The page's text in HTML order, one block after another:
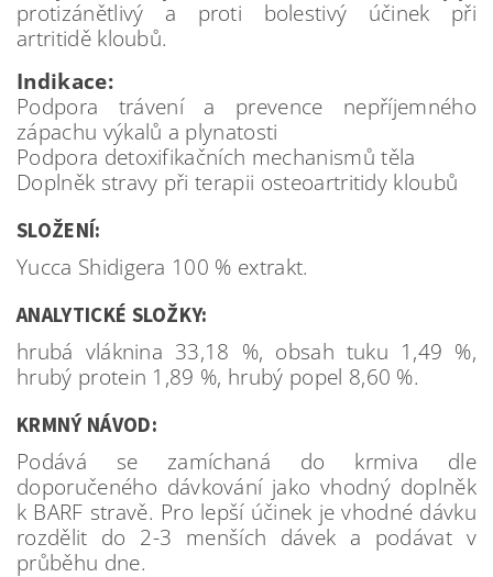
protizánětlivý a proti bolestivý účinek při
artritidě kloubů.
Indikace:
Podpora trávení a prevence nepříjemného
zápachu výkalů a plynatosti
Podpora detoxifikačních mechanismů těla
Doplněk stravy při terapii osteoartritidy kloubů
SLOŽENÍ:
Yucca Shidigera 100 % extrakt.
ANALYTICKÉ SLOŽKY:
hrubá vláknina 33,18 %, obsah tuku 1,49 %,
hrubý protein 1,89 %, hrubý popel 8,60 %.
KRMNÝ NÁVOD:
Podává se zamíchaná do krmiva dle
doporučeného dávkování jako vhodný doplněk
k BARF stravě. Pro lepší účinek je vhodné dávku
rozdělit do 2-3 menších dávek a podávat v
průběhu dne.